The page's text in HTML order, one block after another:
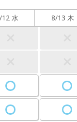
12 水 8/13 木